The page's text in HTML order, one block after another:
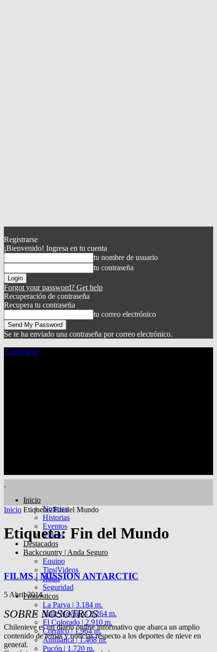
Registrarse
¡Bienvenido! Ingresa en tu cuenta
tu nombre de usuario
tu contraseña
Forgot your password? Get help
Recuperación de contraseña
Recupera tu contraseña
tu correo electrónico
Se te ha enviado una contraseña por correo electrónico.
Chilenieve
Inicio
Noticias
Historias
Eventos
Videos
Destacados
Backcountry | Anda Seguro
Equipo
Tips|Videos
Rutas
Seguridad
Pronósticos
La Parva | 3.184 m.
Valle Nevado | 3.264 m.
El Colorado | 2.910 m.
Corralco | 1.964 m.
Antillanca | 1.468 m.
Pucón | 1.720 m.
Inicio Etiquetas Fin del Mundo
Etiqueta: Fin del Mundo
FILMS | MISSION ANTARCTIC
5 Abril 2014
SOBRE NOSOTROS
Chilenieve es un diario online informativo que abarca un amplio
contenido de temas y noticias respecto a los deportes de nieve en
general.